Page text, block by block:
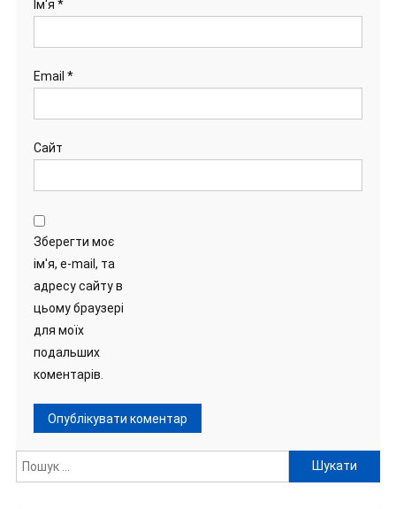
Ім'я *
Email *
Сайт
Зберегти моє
ім'я, e-mail, та
адресу сайту в
цьому браузері
для моїх
подальших
коментарів.
Пошук: